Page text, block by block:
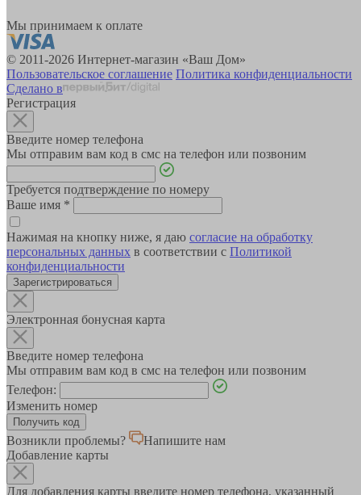
Мы принимаем к оплате
© 2011-2026 Интернет-магазин «Ваш Дом»
Пользовательское соглашение Политика конфиденциальности
Сделано в
Регистрация
Введите номер телефона
Мы отправим вам код в смс на телефон или позвоним
Требуется подтверждение по номеру
Ваше имя *
Нажимая на кнопку ниже, я даю согласие на обработку
персональных данных в соответствии с Политикой
конфиденциальности
Зарегистрироваться
Электронная бонусная карта
Введите номер телефона
Мы отправим вам код в смс на телефон или позвоним
Телефон:
Изменить номер
Возникли проблемы?
Напишите нам
Добавление карты
Для добавления карты введите номер телефона, указанный